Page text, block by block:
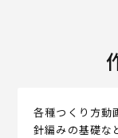
各種つくり方動
針編みの基礎な